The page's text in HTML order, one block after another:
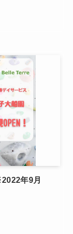
年9月